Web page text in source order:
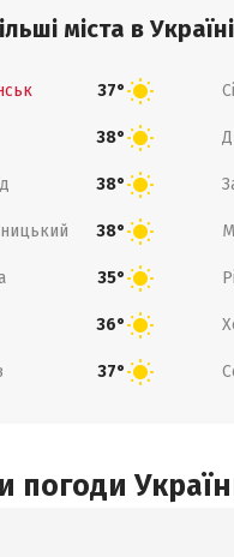
міста в Україні
37°
38°
38°
38°
35°
36°
37°
погоди